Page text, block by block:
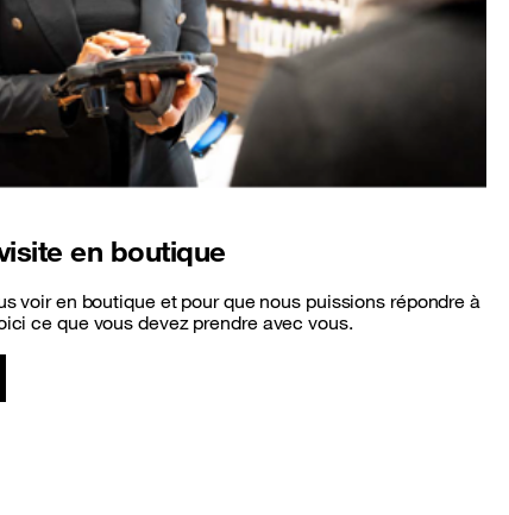
en boutique
voir en boutique et pour que nous puissions répondre à
ce que vous devez prendre avec vous.